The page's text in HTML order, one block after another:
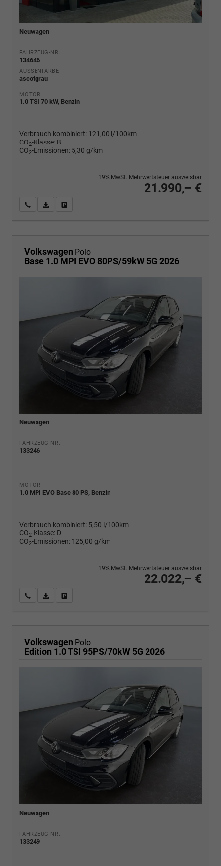
Neuwagen
FAHRZEUG-NR.
134646
AUSSENFARBE
ascotgrau
MOTOR
1.0 TSI 70 kW, Benzin
Verbrauch kombiniert: 121,00 l/100km
CO2-Klasse: B
CO2-Emissionen: 5,30 g/km
21.990,– €
19% MwSt. Mehrwertsteuer ausweisbar
Wir rufen Sie anPDF-Fahrzeugexposé drucken
Volkswagen Polo
Base 1.0 MPI EVO 80PS/59kW 5G 2026
Neuwagen
FAHRZEUG-NR.
133246
MOTOR
1.0 MPI EVO Base 80 PS, Benzin
Verbrauch kombiniert: 5,50 l/100km
CO2-Klasse: D
CO2-Emissionen: 125,00 g/km
22.022,– €
19% MwSt. Mehrwertsteuer ausweisbar
Wir rufen Sie anPDF-Fahrzeugexposé drucken
Volkswagen Polo
Edition 1.0 TSI 95PS/70kW 5G 2026
Neuwagen
FAHRZEUG-NR.
133249